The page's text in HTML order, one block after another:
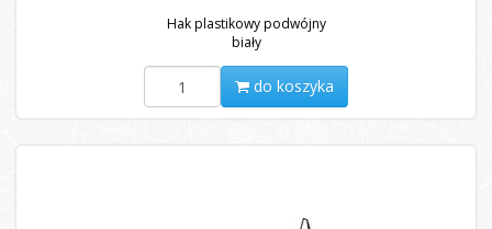
Hak plastikowy podwójny
biały
do koszyka